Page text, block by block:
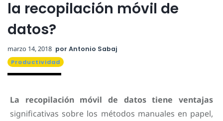
la recopilación móvil de
datos?
marzo 14, 2018 por Antonio Sabaj
Productividad
La recopilación móvil de datos tiene ventajas
significativas sobre los métodos manuales en papel,